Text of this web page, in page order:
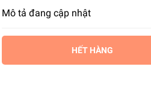
Mô tả đang cập nhật
HẾT HÀNG